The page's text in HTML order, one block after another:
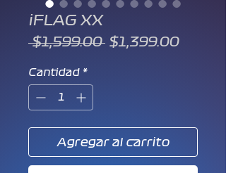
iFLAG XX
$1,599.00 Precio
$1,399.00Precio
Cantidad *
Agregar al carrito